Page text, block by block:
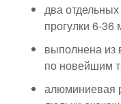
два
прогулки 6-36
выполнена из
по новейшим
алюминиевая